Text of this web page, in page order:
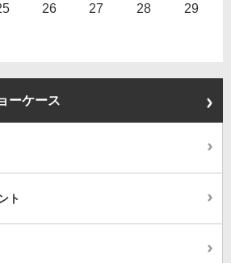
26 27 28 29
ーケース
ト